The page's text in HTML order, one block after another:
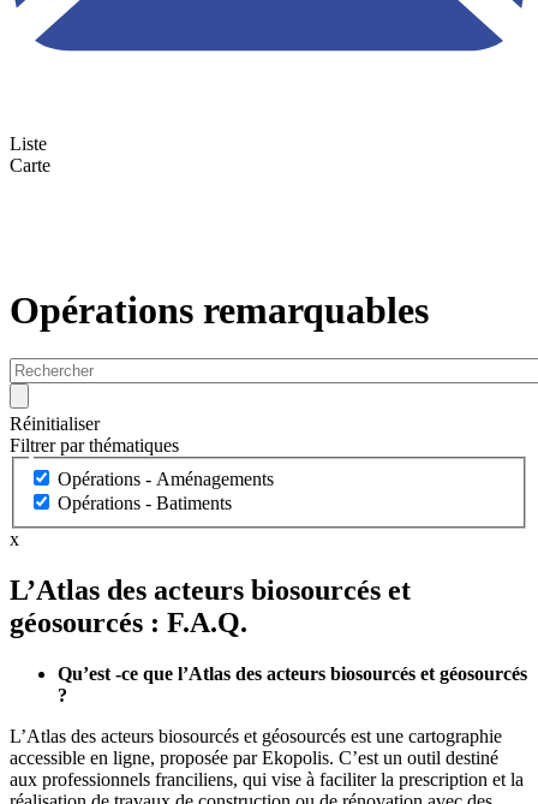
Liste
Carte
Opérations remarquables
Réinitialiser
Filtrer par thématiques
Opérations - Aménagements
Opérations - Batiments
x
L’Atlas des acteurs biosourcés et
géosourcés : F.A.Q.
Qu’est -ce que l’Atlas des acteurs biosourcés et géosourcés
?
L’Atlas des acteurs biosourcés et géosourcés est une cartographie
accessible en ligne, proposée par Ekopolis. C’est un outil destiné
aux professionnels franciliens, qui vise à faciliter la prescription et la